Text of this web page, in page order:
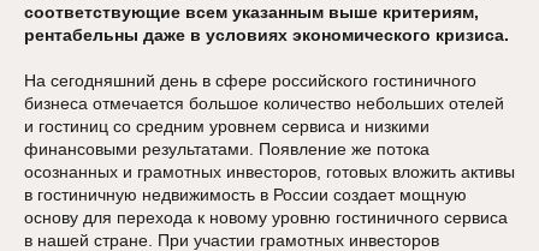
соответствующие всем указанным выше критериям,
рентабельны даже в условиях экономического кризиса.
На сегодняшний день в сфере российского гостиничного
бизнеса отмечается большое количество небольших отелей
и гостиниц со средним уровнем сервиса и низкими
финансовыми результатами. Появление же потока
осознанных и грамотных инвесторов, готовых вложить активы
в гостиничную недвижимость в России создает мощную
основу для перехода к новому уровню гостиничного сервиса
в нашей стране. При участии грамотных инвесторов